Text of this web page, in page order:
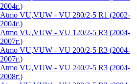
2004г.)
Atmo VU,VUW - VU 280/2-5 R1 (2002-
2004г.)
Atmo VU,VUW - VU 120/2-5 R3 (2004-
2007г.)
Atmo VU,VUW - VU 200/2-5 R3 (2004-
2007г.)
Atmo VU,VUW - VU 240/2-5 R3 (2004-
2008г.)